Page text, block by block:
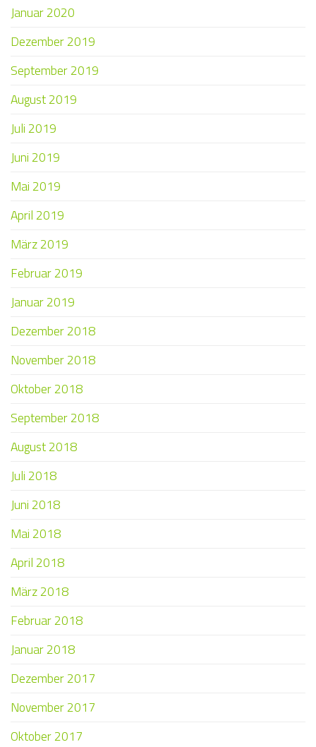
Januar 2020
Dezember 2019
September 2019
August 2019
Juli 2019
Juni 2019
Mai 2019
April 2019
März 2019
Februar 2019
Januar 2019
Dezember 2018
November 2018
Oktober 2018
September 2018
August 2018
Juli 2018
Juni 2018
Mai 2018
April 2018
März 2018
Februar 2018
Januar 2018
Dezember 2017
November 2017
Oktober 2017